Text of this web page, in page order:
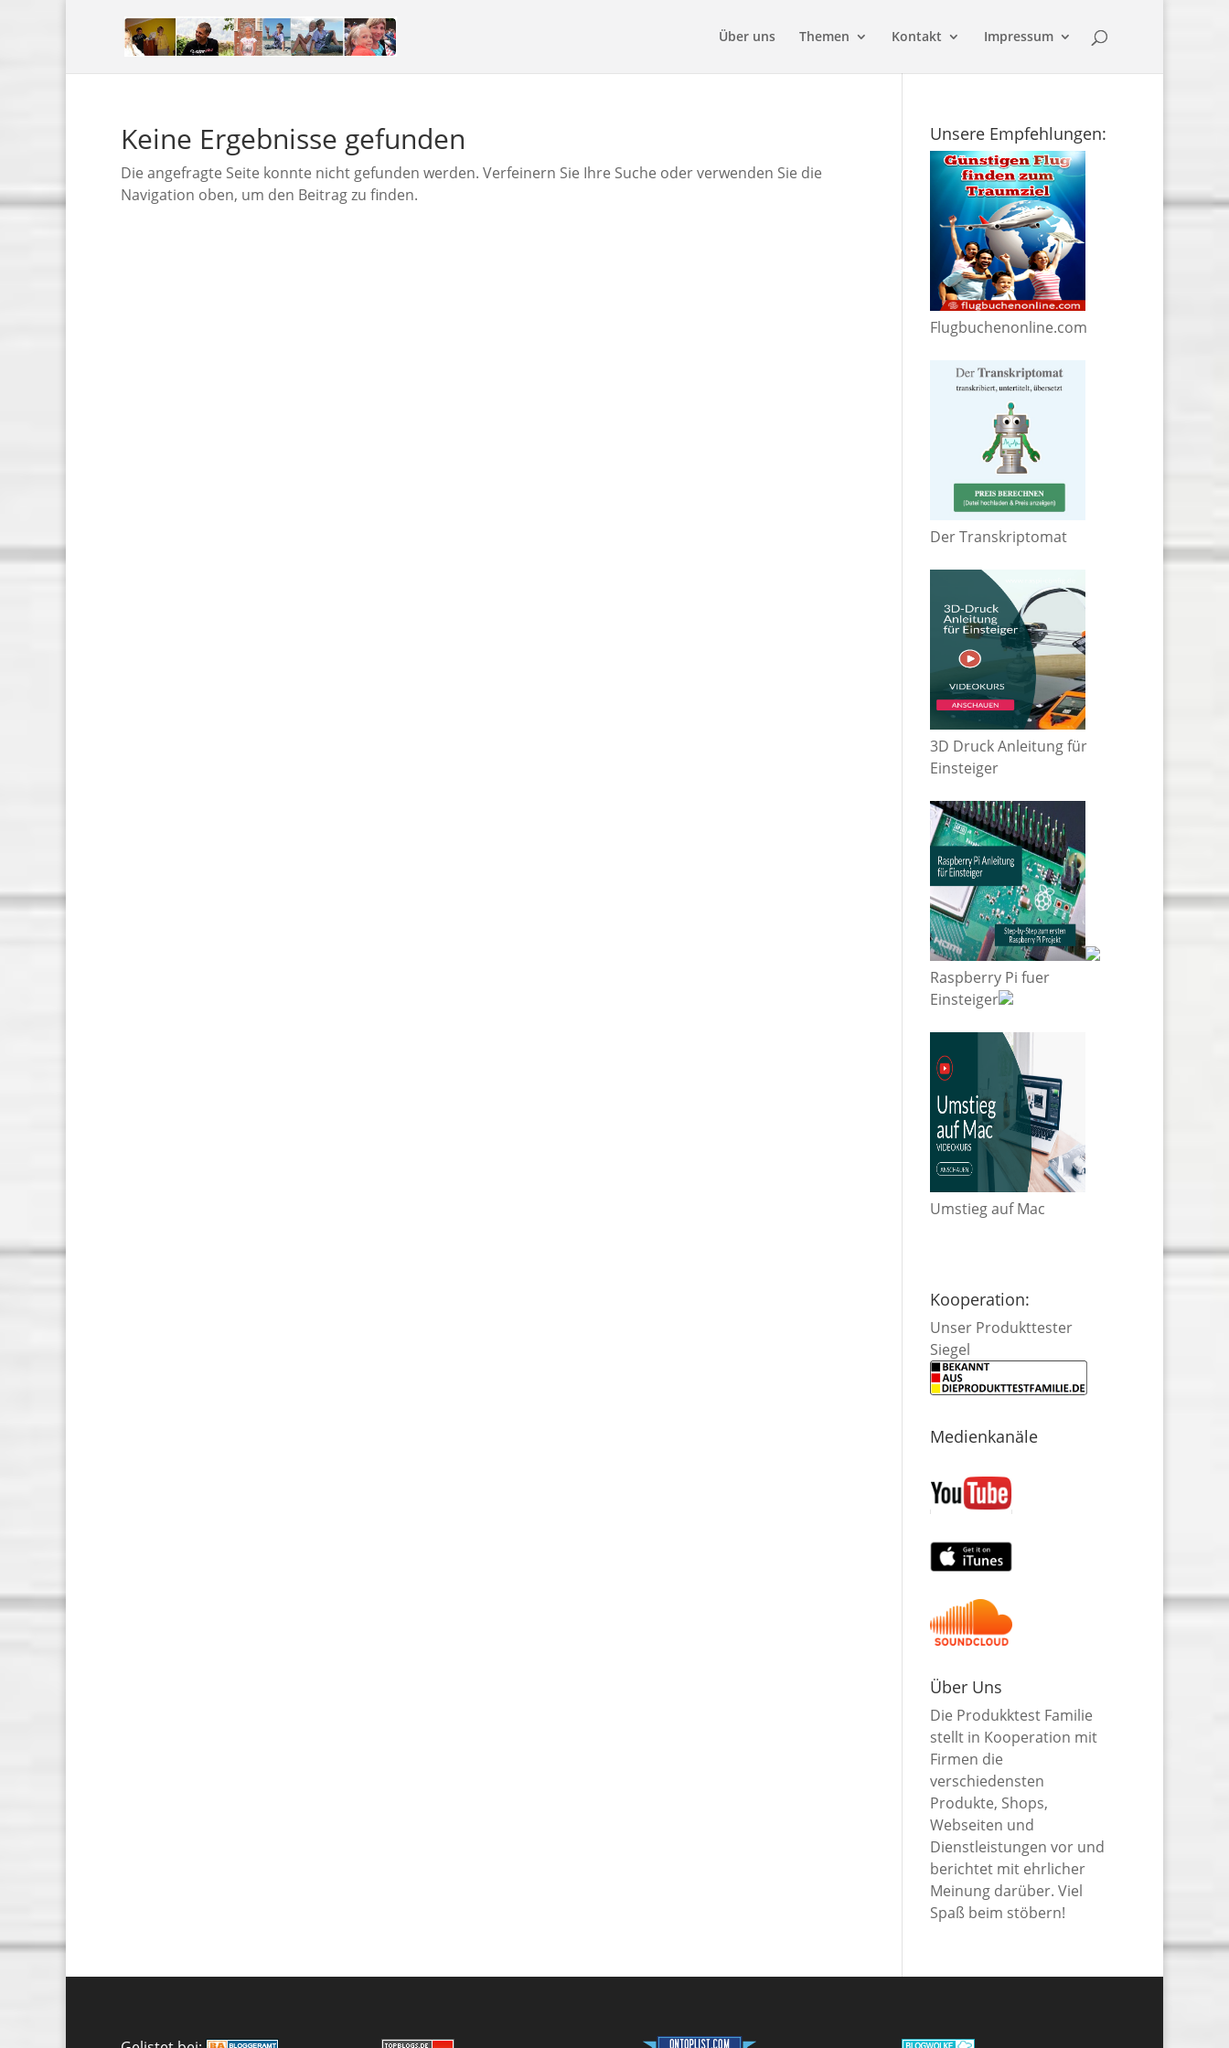
Über uns Themen Kontakt Impressum
Keine Ergebnisse gefunden
Die angefragte Seite konnte nicht gefunden werden. Verfeinern Sie Ihre Suche oder verwenden Sie die
Navigation oben, um den Beitrag zu finden.
Unsere Empfehlungen:
Flugbuchenonline.com
Der Transkriptomat
3D Druck Anleitung für
Einsteiger
Raspberry Pi fuer
Einsteiger
Umstieg auf Mac
Kooperation:
Unser Produkttester
Siegel
Medienkanäle
Über Uns
Die Produkktest Familie
stellt in Kooperation mit
Firmen die
verschiedensten
Produkte, Shops,
Webseiten und
Dienstleistungen vor und
berichtet mit ehrlicher
Meinung darüber. Viel
Spaß beim stöbern!